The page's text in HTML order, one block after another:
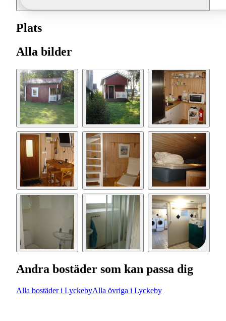
Plats
Alla bilder
Andra bostäder som kan passa dig
Alla bostäder i LyckebyAlla övriga i Lyckeby